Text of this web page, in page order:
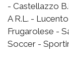
- Castellazzo
A R.L. -
Frugarolese -
Soccer -